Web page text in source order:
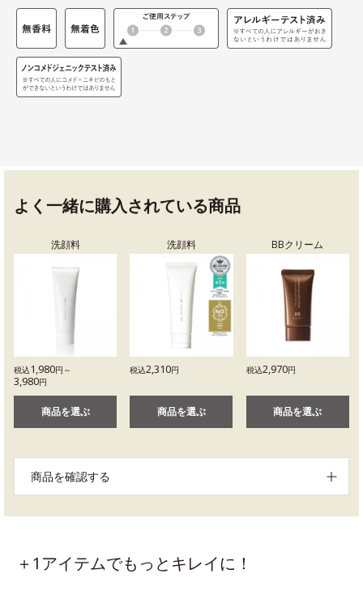
よく一緒に購入されている商品
洗顔料
税込1,980円～
3,980円
商品を選ぶ
洗顔料
税込2,310円
商品を選ぶ
BBクリーム
税込2,970円
商品を選ぶ
商品を確認する
＋1アイテムでもっとキレイに！